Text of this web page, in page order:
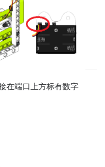
在端口上方标有数字